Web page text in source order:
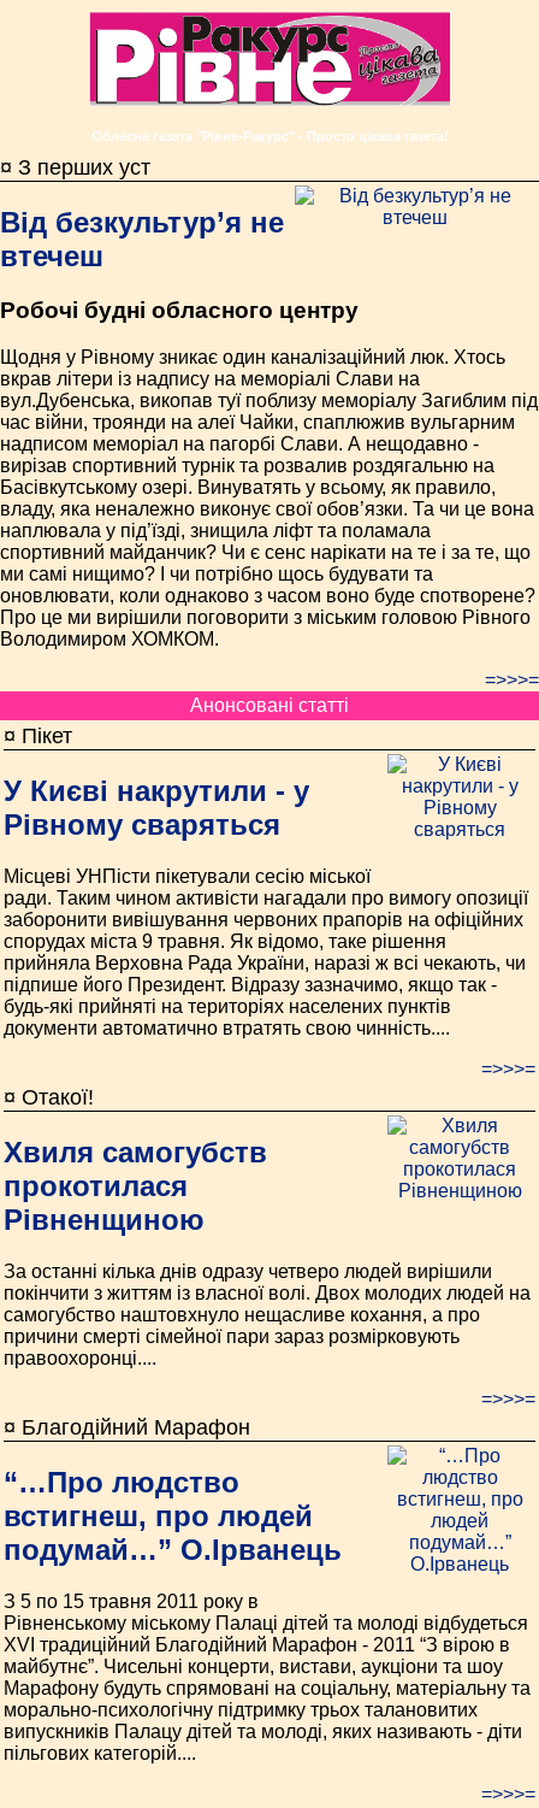
Обласна газета "Рівне-Ракурс" - Просто цікава газета!
¤ З перших уст
Від безкультур’я не
втечеш
Робочі будні обласного центру
Щодня у Рівному зникає один каналізаційний люк. Хтось
вкрав літери із надпису на меморіалі Слави на
вул.Дубенська, викопав туї поблизу меморіалу Загиблим під
час війни, троянди на алеї Чайки, спаплюжив вульгарним
надписом меморіал на пагорбі Слави. А нещодавно -
вирізав спортивний турнік та розвалив роздягальню на
Басівкутському озері. Винуватять у всьому, як правило,
владу, яка неналежно виконує свої обов’язки. Та чи це вона
наплювала у під’їзді, знищила ліфт та поламала
спортивний майданчик? Чи є сенс нарікати на те і за те, що
ми самі нищимо? І чи потрібно щось будувати та
оновлювати, коли однаково з часом воно буде спотворене?
Про це ми вирішили поговорити з міським головою Рівного
Володимиром ХОМКОМ.
=>>>=
Анонсовані статті
¤ Пікет
У Києві накрутили - у
Рівному сваряться
Місцеві УНПісти пікетували сесію міської
ради. Таким чином активісти нагадали про вимогу опозиції
заборонити вивішування червоних прапорів на офіційних
спорудах міста 9 травня. Як відомо, таке рішення
прийняла Верховна Рада України, наразі ж всі чекають, чи
підпише його Президент. Відразу зазначимо, якщо так -
будь-які прийняті на територіях населених пунктів
документи автоматично втратять свою чинність....
=>>>=
¤ Отакої!
Хвиля самогубств
прокотилася
Рівненщиною
За останні кілька днів одразу четверо людей вирішили
покінчити з життям із власної волі. Двох молодих людей на
самогубство наштовхнуло нещасливе кохання, а про
причини смерті сімейної пари зараз розмірковують
правоохоронці....
=>>>=
¤ Благодійний Марафон
“…Про людство
встигнеш, про людей
подумай…” О.Ірванець
З 5 по 15 травня 2011 року в
Рівненському міському Палаці дітей та молоді відбудеться
ХVI традиційний Благодійний Марафон - 2011 “З вірою в
майбутнє”. Чисельні концерти, вистави, аукціони та шоу
Марафону будуть спрямовані на соціальну, матеріальну та
морально-психологічну підтримку трьох талановитих
випускників Палацу дітей та молоді, яких називають - діти
пільгових категорій....
=>>>=